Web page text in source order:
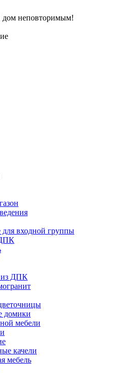
дом неповторимым!
входной группы
из ДПК
домики
мебели
качели
мебель